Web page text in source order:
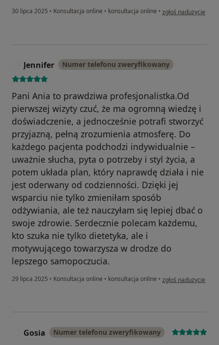
30 lipca 2025 • Konsultacja online • konsultacja online • w opinii użytkownika
zgłoś nadużycie
Jennifer Numer telefonu zweryfikowany
Pani Ania to prawdziwa profesjonalistka.Od
pierwszej wizyty czuć, że ma ogromną wiedzę i
doświadczenie, a jednocześnie potrafi stworzyć
przyjazną, pełną zrozumienia atmosferę. Do
każdego pacjenta podchodzi indywidualnie –
uważnie słucha, pyta o potrzeby i styl życia, a
potem układa plan, który naprawdę działa i nie
jest oderwany od codzienności. Dzięki jej
wsparciu nie tylko zmieniłam sposób
odżywiania, ale też nauczyłam się lepiej dbać o
swoje zdrowie. Serdecznie polecam każdemu,
kto szuka nie tylko dietetyka, ale i
motywującego towarzysza w drodze do
lepszego samopoczucia.
29 lipca 2025 • Konsultacja online • konsultacja online • w opinii użytkownika
zgłoś nadużycie
Gosia Numer telefonu zweryfikowany